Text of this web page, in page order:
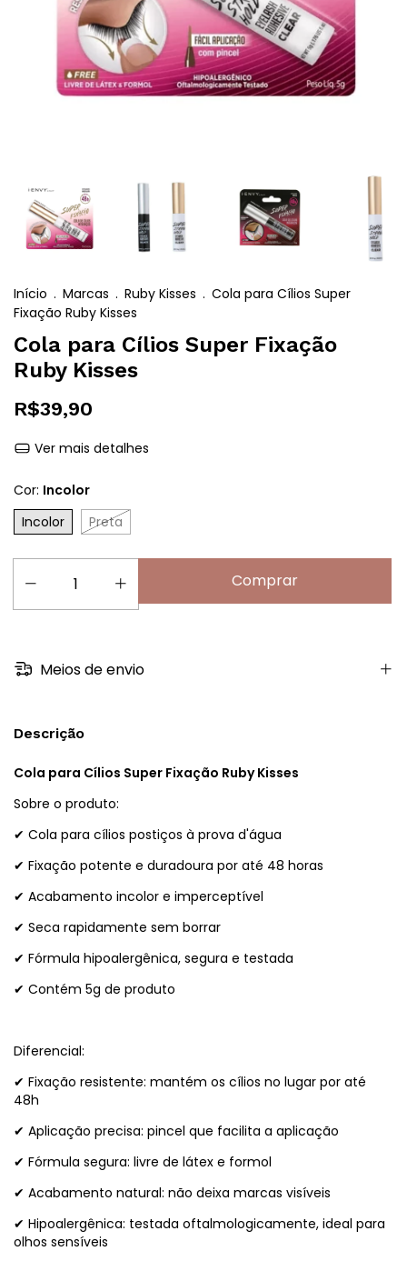
Início . Marcas . Ruby Kisses . Cola para Cílios Super
Fixação Ruby Kisses
Cola para Cílios Super Fixação
Ruby Kisses
R$39,90
Ver mais detalhes
Cor: Incolor
Incolor
Preta
Meios de envio
Descrição
Cola para Cílios Super Fixação Ruby Kisses
Sobre o produto:
✔ Cola para cílios postiços à prova d'água
✔ Fixação potente e duradoura por até 48 horas
✔ Acabamento incolor e imperceptível
✔ Seca rapidamente sem borrar
✔ Fórmula hipoalergênica, segura e testada
✔ Contém 5g de produto
Diferencial:
✔ Fixação resistente: mantém os cílios no lugar por até
48h
✔ Aplicação precisa: pincel que facilita a aplicação
✔ Fórmula segura: livre de látex e formol
✔ Acabamento natural: não deixa marcas visíveis
✔ Hipoalergênica: testada oftalmologicamente, ideal para
olhos sensíveis